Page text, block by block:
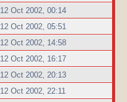
12 Oct 2002, 00:14
12 Oct 2002, 05:51
12 Oct 2002, 14:58
12 Oct 2002, 16:17
12 Oct 2002, 20:13
12 Oct 2002, 22:11